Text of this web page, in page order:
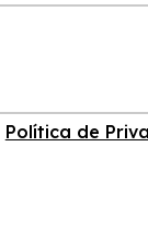
Política de